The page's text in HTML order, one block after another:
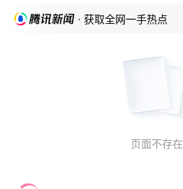
· 获取全网一手热点
页面不存在